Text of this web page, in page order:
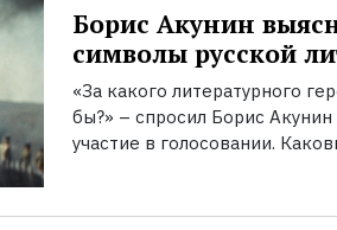
Борис Акунин
символы русской
«За какого литературного
бы?» – спросил Борис
участие в голосовании.